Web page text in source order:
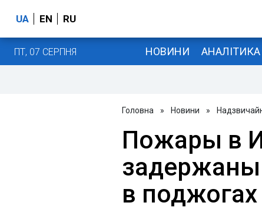
UA EN RU
ПТ, 07 СЕРПНЯ НОВИНИ АНАЛІТИКА
Головна » Новини »
Пожары в
в поджогах